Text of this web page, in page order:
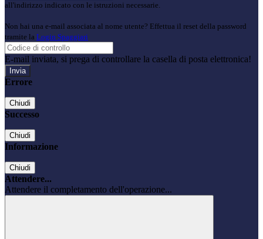
all'indirizzo indicato con le istruzioni necessarie.
Non hai una e-mail associata al nome utente? Effettua il reset della password
tramite la Login Spaggiari
E-mail inviata, si prega di controllare la casella di posta elettronica!
Errore
Chiudi
Successo
Chiudi
Informazione
Chiudi
Attendere...
Attendere il completamento dell'operazione...